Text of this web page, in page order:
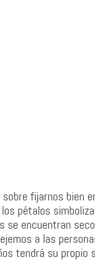
sobre fijarnos bien
pétalos
encuentran
a las
tendrá su propio